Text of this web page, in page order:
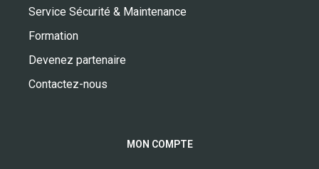
Service Sécurité & Maintenance
Formation
Devenez partenaire
Contactez-nous
MON COMPTE